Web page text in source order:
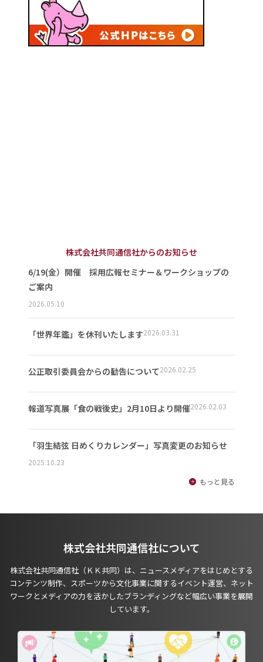
株式会社共同通信社からのお知らせ
6/19(金）開催 採用広報セミナー＆ワークショップの
ご案内
2026.05.10
「世界年鑑」を休刊いたします2026.03.31
公正取引委員会からの勧告について2026.02.25
報道写真展「食の戦後史」2月10日より開催2026.02.03
「羽生結弦 日めくりカレンダー」写真変更のお知らせ
2025.10.23
もっと見る
株式会社共同通信社について
株式会社共同通信社（ＫＫ共同）は、ニュースメディアをはじめとする
コンテンツ制作、スポーツから文化事業に関するイベント運営、ネット
ワークとメディアの力を活かしたブランディングなど幅広い事業を展開
しています。